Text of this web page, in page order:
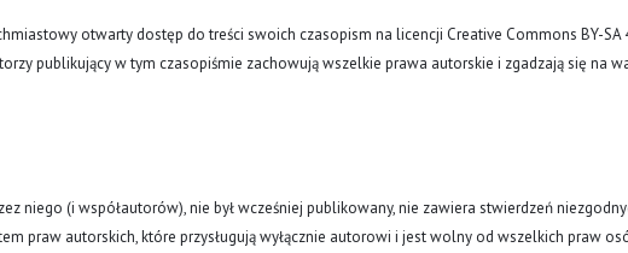
otwarty dostęp do treści swoich czasopism na licencji Creative Commons BY-SA
publikujący w tym czasopiśmie zachowują wszelkie prawa autorskie i zgadzają się na
niego (i współautorów), nie był wcześniej publikowany, nie zawiera stwierdzeń
praw autorskich, które przysługują wyłącznie autorowi i jest wolny od wszelkich praw